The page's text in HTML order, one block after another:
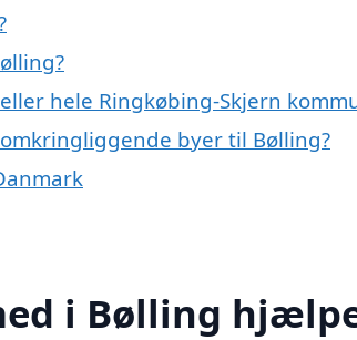
hele Ringkøbing-Skjern
byer til Bølling?
i Bølling